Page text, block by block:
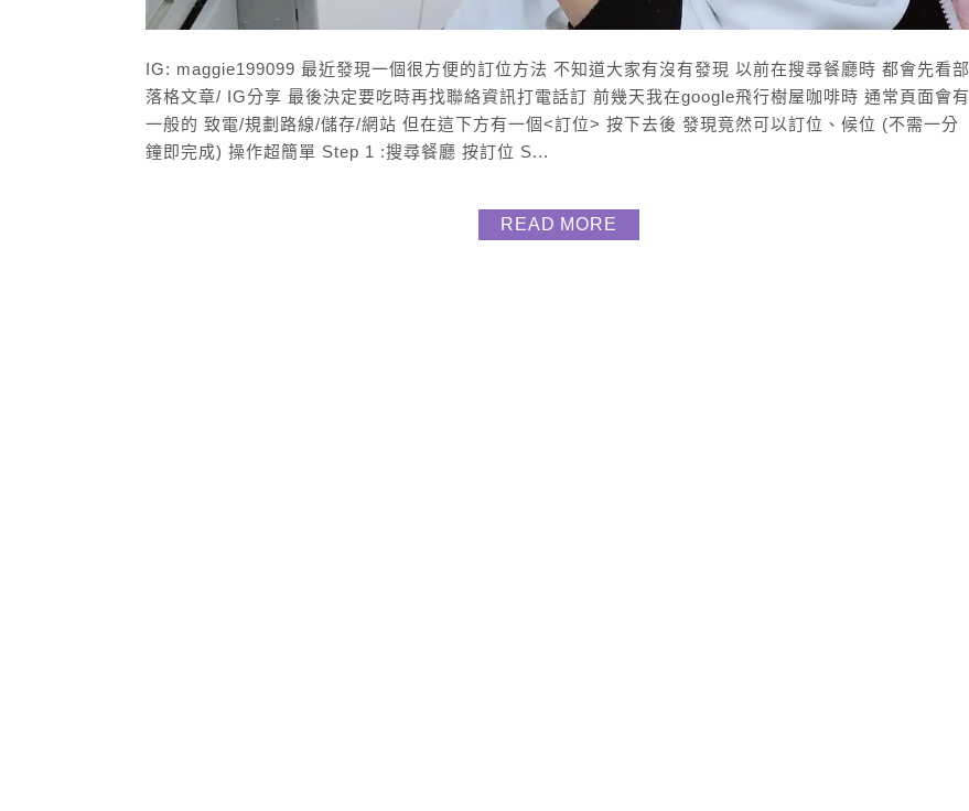
IG: maggie199099 最近發現一個很方便的訂位方法 不知道大家有沒有發現 以前在搜尋餐廳時 都會先看部
落格文章/ IG分享 最後決定要吃時再找聯絡資訊打電話訂 前幾天我在google飛行樹屋咖啡時 通常頁面會有
一般的 致電/規劃路線/儲存/網站 但在這下方有一個<訂位> 按下去後 發現竟然可以訂位、候位 (不需一分
鐘即完成) 操作超簡單 Step 1 :搜尋餐廳 按訂位 S...
READ MORE